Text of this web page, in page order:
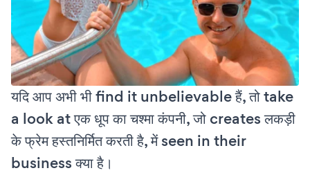
यदि आप अभी भी find it unbelievable हैं, तो take
a look at एक धूप का चश्मा कंपनी, जो creates लकड़ी
के फ्रेम हस्तनिर्मित करती है, में seen in their
business क्या है।